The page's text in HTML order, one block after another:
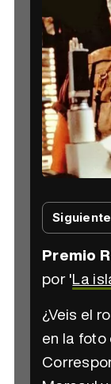
Siguiente
Premio
por 'La
¿Veis el
en la